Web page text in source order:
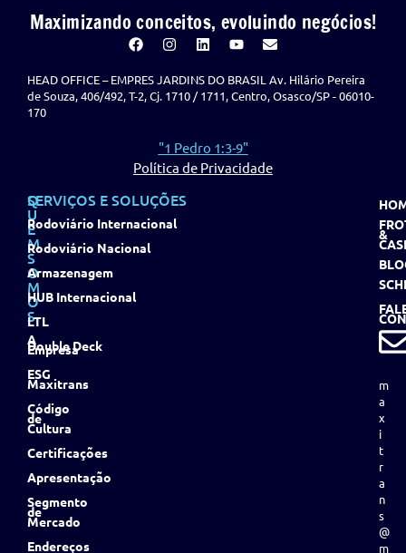
Maximizando conceitos, evoluindo negócios!
HEAD OFFICE – EMPRES JARDINS DO BRASIL Av. Hilário Pereira
de Souza, 406/492, T-2, Cj. 1710 / 1711, Centro, Osasco/SP - 06010-
170
"1 Pedro 1:3-9"
Política de Privacidade
Q
U
E
M
S
O
M
O
S
A
Empresa
ESG
Maxitrans
Código
de
Cultura
Certificações
Apresentação
Segmento
de
Mercado
Endereços
SERVIÇOS E SOLUÇÕES
Rodoviário Internacional
Rodoviário Nacional
Armazenagem
HUB Internacional
LTL
Double Deck
&
m
a
x
i
t
r
a
n
s
@
m